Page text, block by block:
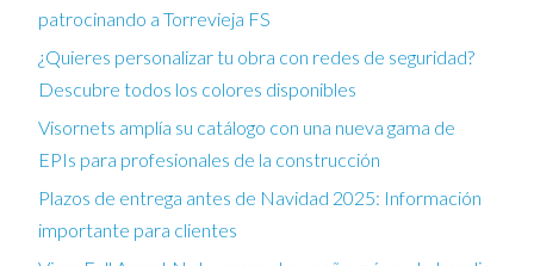
patrocinando a Torrevieja FS
¿Quieres personalizar tu obra con redes de seguridad?
Descubre todos los colores disponibles
Visornets amplía su catálogo con una nueva gama de
EPIs para profesionales de la construcción
Plazos de entrega antes de Navidad 2025: Información
importante para clientes